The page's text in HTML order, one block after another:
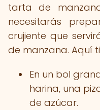
tarta de
necesitarás
crujiente que
de manzana. Aquí
En un bol
harina, una
de azúcar.